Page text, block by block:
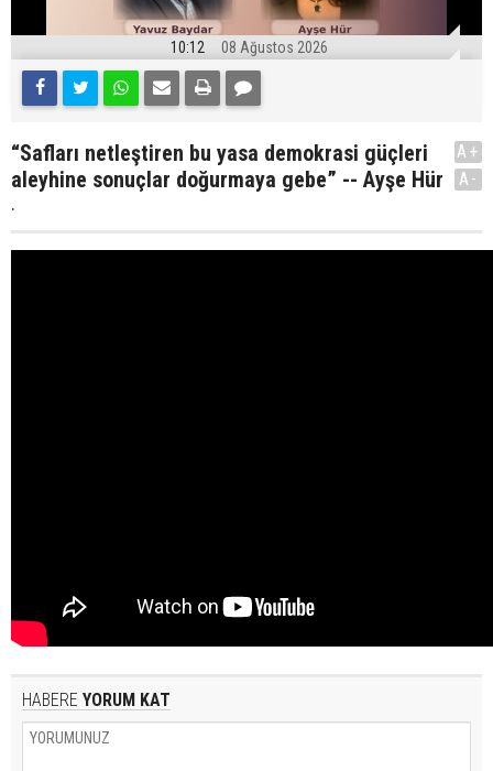
10:12 08 Ağustos 2026
“Safları netleştiren bu yasa demokrasi güçleri
aleyhine sonuçlar doğurmaya gebe” -- Ayşe Hür
.
A+
A-
HABERE YORUM KAT